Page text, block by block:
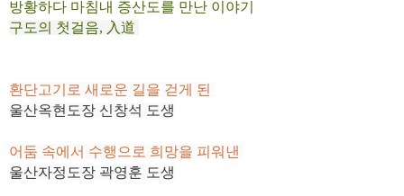
방황하다 마침내 증산도를 만난 이야기
구도의 첫걸음, 入道
환단고기로 새로운 길을 걷게 된
울산옥현도장 신창석 도생
어둠 속에서 수행으로 희망을 피워낸
울산자정도장 곽영훈 도생